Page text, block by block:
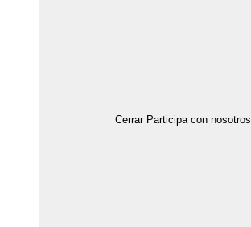
Cerrar Participa con nosotros